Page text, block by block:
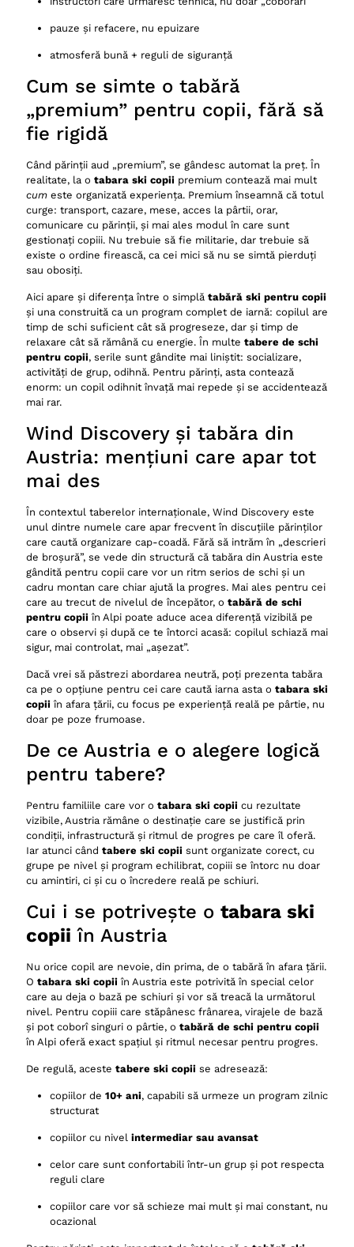
pauze și refacere, nu epuizare
atmosferă bună + reguli de siguranță
Cum se simte o tabără
„premium” pentru copii, fără să
fie rigidă
Când părinții aud „premium”, se gândesc automat la preț. În
realitate, la o tabara ski copii premium contează mai mult
cum este organizată experiența. Premium înseamnă că totul
curge: transport, cazare, mese, acces la pârtii, orar,
comunicare cu părinții, și mai ales modul în care sunt
gestionați copiii. Nu trebuie să fie militarie, dar trebuie să
existe o ordine firească, ca cei mici să nu se simtă pierduți
sau obosiți.
Aici apare și diferența între o simplă tabără ski pentru copii
și una construită ca un program complet de iarnă: copilul are
timp de schi suficient cât să progreseze, dar și timp de
relaxare cât să rămână cu energie. În multe tabere de schi
pentru copii, serile sunt gândite mai liniștit: socializare,
activități de grup, odihnă. Pentru părinți, asta contează
enorm: un copil odihnit învață mai repede și se accidentează
mai rar.
Wind Discovery și tabăra din
Austria: mențiuni care apar tot
mai des
În contextul taberelor internaționale, Wind Discovery este
unul dintre numele care apar frecvent în discuțiile părinților
care caută organizare cap-coadă. Fără să intrăm în „descrieri
de broșură”, se vede din structură că tabăra din Austria este
gândită pentru copii care vor un ritm serios de schi și un
cadru montan care chiar ajută la progres. Mai ales pentru cei
care au trecut de nivelul de începător, o tabără de schi
pentru copii în Alpi poate aduce acea diferență vizibilă pe
care o observi și după ce te întorci acasă: copilul schiază mai
sigur, mai controlat, mai „așezat”.
Dacă vrei să păstrezi abordarea neutră, poți prezenta tabăra
ca pe o opțiune pentru cei care caută iarna asta o tabara ski
copii în afara țării, cu focus pe experiență reală pe pârtie, nu
doar pe poze frumoase.
De ce Austria e o alegere logică
pentru tabere?
Pentru familiile care vor o tabara ski copii cu rezultate
vizibile, Austria rămâne o destinație care se justifică prin
condiții, infrastructură și ritmul de progres pe care îl oferă.
Iar atunci când tabere ski copii sunt organizate corect, cu
grupe pe nivel și program echilibrat, copiii se întorc nu doar
cu amintiri, ci și cu o încredere reală pe schiuri.
Cui i se potrivește o tabara ski
copii în Austria
Nu orice copil are nevoie, din prima, de o tabără în afara țării.
O tabara ski copii în Austria este potrivită în special celor
care au deja o bază pe schiuri și vor să treacă la următorul
nivel. Pentru copiii care stăpânesc frânarea, virajele de bază
și pot coborî singuri o pârtie, o tabără de schi pentru copii
în Alpi oferă exact spațiul și ritmul necesar pentru progres.
De regulă, aceste tabere ski copii se adresează:
copiilor de 10+ ani, capabili să urmeze un program zilnic
structurat
copiilor cu nivel intermediar sau avansat
celor care sunt confortabili într-un grup și pot respecta
reguli clare
copiilor care vor să schieze mai mult și mai constant, nu
ocazional